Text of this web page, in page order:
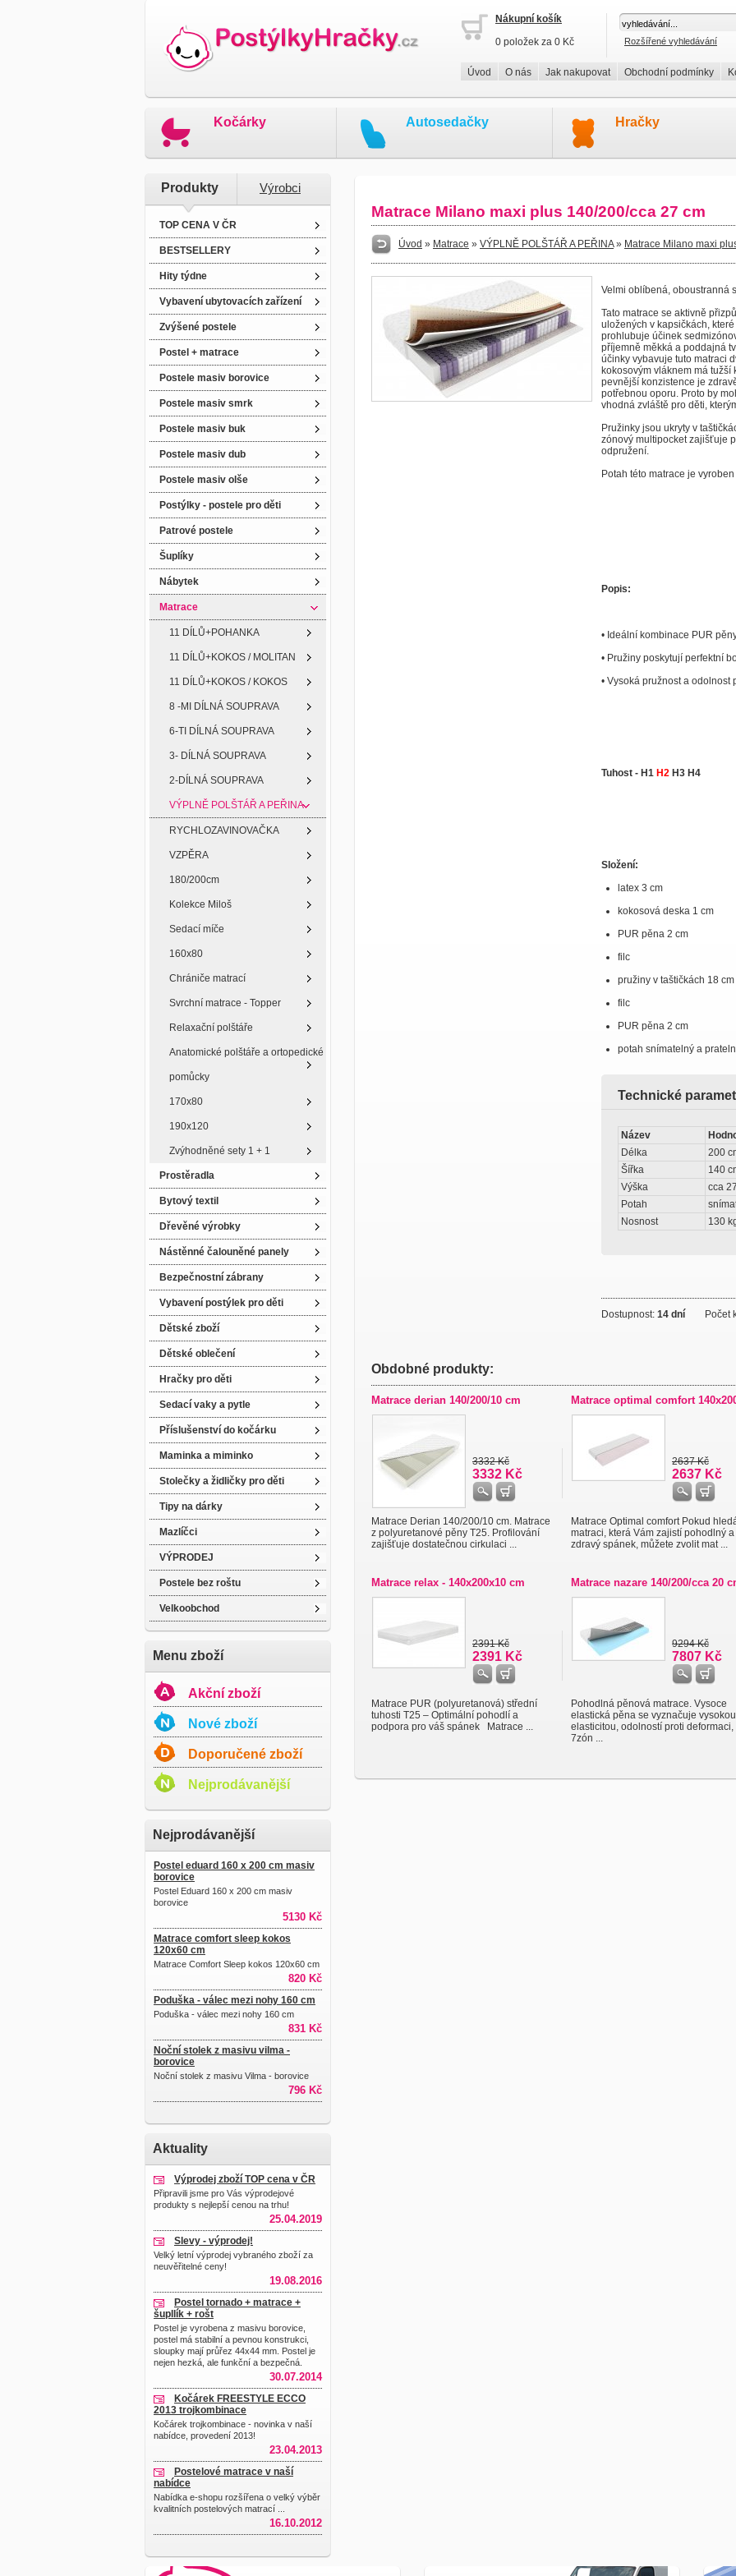
Nákupní košík
0 položek za 0 Kč
Rozšířené vyhledávání
Úvod O nás Jak nakupovat Obchodní podmínky
Kočárky Autosedačky Hračky
Produkty Výrobci
TOP CENA V ČR
BESTSELLERY
Hity týdne
Vybavení ubytovacích zařízení
Zvýšené postele
Postel + matrace
Postele masiv borovice
Postele masiv smrk
Postele masiv buk
Postele masiv dub
Postele masiv olše
Postýlky - postele pro děti
Patrové postele
Šuplíky
Nábytek
Matrace
11 DÍLŮ+POHANKA
11 DÍLŮ+KOKOS / MOLITAN
11 DÍLŮ+KOKOS / KOKOS
8 -MI DÍLNÁ SOUPRAVA
6-TI DÍLNÁ SOUPRAVA
3- DÍLNÁ SOUPRAVA
2-DÍLNÁ SOUPRAVA
VÝPLNĚ POLŠTÁŘ A PEŘINA
RYCHLOZAVINOVAČKA
VZPĚRA
180/200cm
Kolekce Miloš
Sedací míče
160x80
Chrániče matrací
Svrchní matrace - Topper
Relaxační polštáře
Anatomické polštáře a ortopedické
pomůcky
170x80
190x120
Zvýhodněné sety 1 + 1
Prostěradla
Bytový textil
Dřevěné výrobky
Nástěnné čalouněné panely
Bezpečnostní zábrany
Vybavení postýlek pro děti
Dětské zboží
Dětské oblečení
Hračky pro děti
Sedací vaky a pytle
Příslušenství do kočárku
Maminka a miminko
Stolečky a židličky pro děti
Tipy na dárky
Mazlíčci
VÝPRODEJ
Postele bez roštu
Velkoobchod
Menu zboží
Akční zboží
Nové zboží
Doporučené zboží
Nejprodávanější
Nejprodávanější
Postel eduard 160 x 200 cm masiv
borovice
Postel Eduard 160 x 200 cm masiv
borovice
5130 Kč
Matrace comfort sleep kokos
120x60 cm
Matrace Comfort Sleep kokos 120x60 cm
820 Kč
Poduška - válec mezi nohy 160 cm
Poduška - válec mezi nohy 160 cm
831 Kč
Noční stolek z masivu vilma -
borovice
Noční stolek z masivu Vilma - borovice
796 Kč
Aktuality
Výprodej zboží TOP cena v ČR
Připravili jsme pro Vás výprodejové
produkty s nejlepší cenou na trhu!
25.04.2019
Slevy - výprodej!
Velký letní výprodej vybraného zboží za
neuvěřitelné ceny!
19.08.2016
Postel tornado + matrace +
šupllík + rošt
Postel je vyrobena z masivu borovice,
postel má stabilní a pevnou konstrukci,
sloupky mají průřez 44x44 mm. Postel je
nejen hezká, ale funkční a bezpečná.
30.07.2014
Kočárek FREESTYLE ECCO
2013 trojkombinace
Kočárek trojkombinace - novinka v naší
nabídce, provedení 2013!
23.04.2013
Postelové matrace v naší
nabídce
Nabídka e-shopu rozšířena o velký výběr
kvalitních postelových matrací ...
16.10.2012
Matrace Milano maxi plus 140/200/cca 27 cm
Úvod » Matrace » VÝPLNĚ POLŠTÁŘ A PEŘINA» Matrace Milano maxi
Velmi oblíbená, oboustranná
Tato matrace se aktivně
uložených v kapsičkách,
prohlubuje účinek
příjemně měkká a poddajná
účinky vybavuje tuto matraci
kokosovým vláknem má tužší
pevnější konzistence je
potřebnou oporu. Proto by
vhodná zvláště pro děti,
Pružinky jsou ukryty v
zónový multipocket zajišťuje
odpružení.
Potah této matrace je
Popis:
• Ideální kombinace PUR
• Pružiny poskytují perfektní
• Vysoká pružnost a odolnost
Tuhost - H1 H2 H3 H4
Složení:
latex 3 cm
kokosová deska 1 cm
PUR pěna 2 cm
filc
pružiny v taštičkách 18 cm
filc
PUR pěna 2 cm
potah snímatelný a
Technické
Název
Délka
200
Šířka
140
Výška
cca
Potah
Nosnost
130
Dostupnost: 14 dní Počet
Obdobné produkty:
Matrace derian 140/200/10 cm
3332 Kč
3332 Kč
Matrace Derian 140/200/10 cm. Matrace
z polyuretanové pěny T25. Profilování
zajišťuje dostatečnou cirkulaci ...
Matrace optimal comfort
2637 Kč
2637 Kč
Matrace Optimal comfort Pokud
matraci, která Vám zajistí pohodlný a
zdravý spánek, můžete zvolit mat ...
Matrace relax - 140x200x10 cm
2391 Kč
2391 Kč
Matrace PUR (polyuretanová) střední
tuhosti T25 – Optimální pohodlí a
podpora pro váš spánek Matrace ...
Matrace nazare 140/200/cca 20
9294 Kč
7807 Kč
Pohodlná pěnová matrace. Vysoce
elastická pěna se vyznačuje vysokou
elasticitou, odolností proti deformaci,
7zón ...